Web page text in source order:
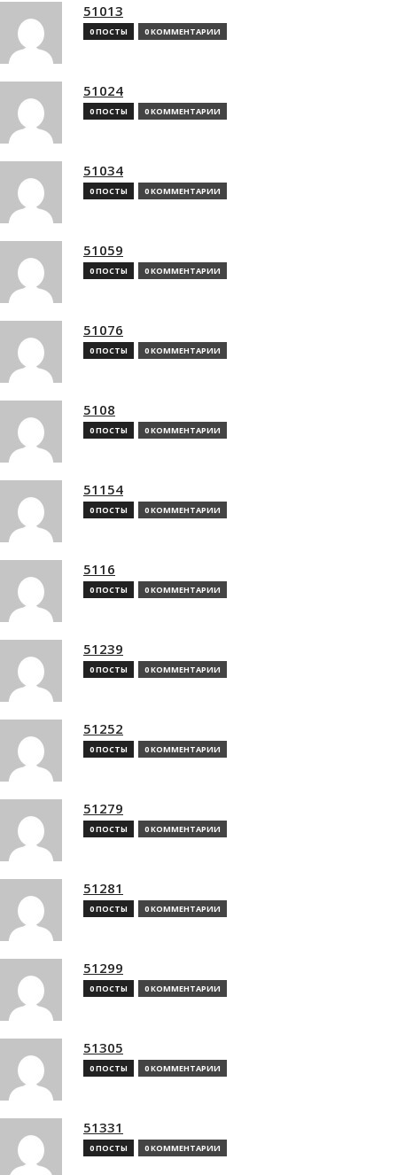
51013
0 ПОСТЫ 0 КОММЕНТАРИИ
51024
0 ПОСТЫ 0 КОММЕНТАРИИ
51034
0 ПОСТЫ 0 КОММЕНТАРИИ
51059
0 ПОСТЫ 0 КОММЕНТАРИИ
51076
0 ПОСТЫ 0 КОММЕНТАРИИ
5108
0 ПОСТЫ 0 КОММЕНТАРИИ
51154
0 ПОСТЫ 0 КОММЕНТАРИИ
5116
0 ПОСТЫ 0 КОММЕНТАРИИ
51239
0 ПОСТЫ 0 КОММЕНТАРИИ
51252
0 ПОСТЫ 0 КОММЕНТАРИИ
51279
0 ПОСТЫ 0 КОММЕНТАРИИ
51281
0 ПОСТЫ 0 КОММЕНТАРИИ
51299
0 ПОСТЫ 0 КОММЕНТАРИИ
51305
0 ПОСТЫ 0 КОММЕНТАРИИ
51331
0 ПОСТЫ 0 КОММЕНТАРИИ